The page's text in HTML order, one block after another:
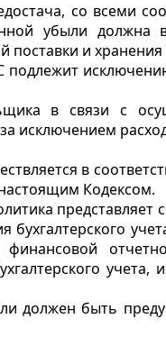
со всеми
убыли должна
поставки и
в связи с
исключением
в
Кодексом.
должен быть